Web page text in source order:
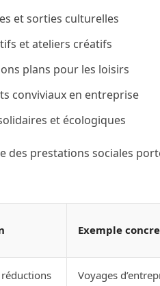
et sorties culturelles
et ateliers créatifs
plans pour les loisirs
conviviaux en entreprise
et écologiques
des prestations sociales
Exemple
réductions Voyages